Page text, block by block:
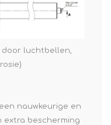
door luchtbellen,
nauwkeurige en
extra bescherming